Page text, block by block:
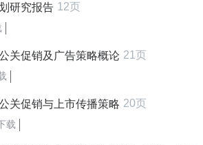
研究报告 12页
关促销及广告策略概论 21页
关促销与上市传播策略 20页
载